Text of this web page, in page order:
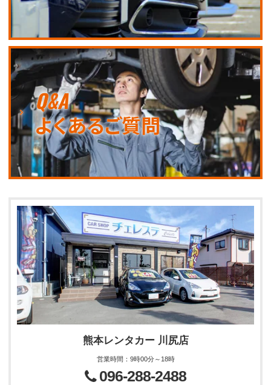
Q&A
よくあるご質問
熊本レンタカー 川尻店
営業時間 ： 9時00分～18時
096-288-2488